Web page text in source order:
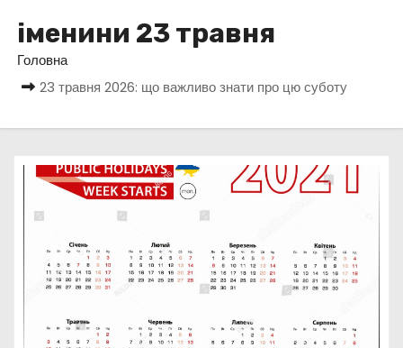
іменини 23 травня
Головна
23 травня 2026: що важливо знати про цю суботу